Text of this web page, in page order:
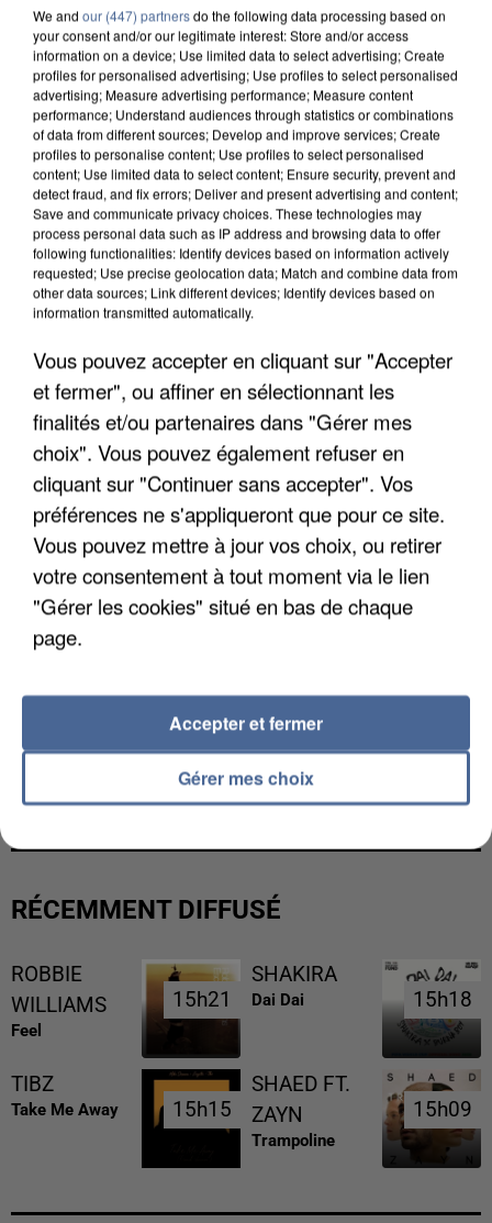
LES DONNÉES DE 300 000 CLIENTS DÉROBÉES À
INTERMARCHÉ APRÈS UNE...
LES FRANÇAIS, FANS DE LA FLEMME
RÉCEMMENT DIFFUSÉ
ROBBIE
WILLIAMS
Feel
15h21
15h21
SHAKIRA
Dai Dai 15h18
15h18
TIBZ
Take Me Away 15h15
15h15
SHAED FT.
ZAYN
Trampoline
15h09
15h09
We and our (447) partnersdo the following data processing based on
your consent and/or our legitimate interest: Store and/or access
information on a device; Use limited data to select advertising; Create
profiles for personalised advertising; Use profiles to select personalised
advertising; Measure advertising performance; Measure content
performance; Understand audiences through statistics or combinations
of data from different sources; Develop and improve services; Create
profiles to personalise content; Use profiles to select personalised
content; Use limited data to select content; Ensure security, prevent and
detect fraud, and fix errors; Deliver and present advertising and content;
Save and communicate privacy choices. These technologies may
process personal data such as IP address and browsing data to offer
following functionalities: Identify devices based on information actively
requested; Use precise geolocation data; Match and combine data from
other data sources; Link different devices; Identify devices based on
information transmitted automatically.
Vous pouvez accepter en cliquant sur "Accepter
et fermer", ou affiner en sélectionnant les
finalités et/ou partenaires dans "Gérer mes
choix". Vous pouvez également refuser en
cliquant sur "Continuer sans accepter". Vos
préférences ne s'appliqueront que pour ce site.
Vous pouvez mettre à jour vos choix, ou retirer
votre consentement à tout moment via le lien
"Gérer les cookies" situé en bas de chaque
page.
Gérer mes choix
Accepter et fermer